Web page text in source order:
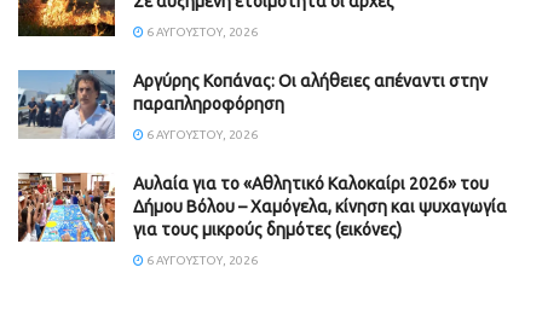
6 ΑΥΓΟΎΣΤΟΥ, 2026
Aργύρης Κοπάνας: Οι αλήθειες απέναντι στην
παραπληροφόρηση
6 ΑΥΓΟΎΣΤΟΥ, 2026
Αυλαία για το «Αθλητικό Καλοκαίρι 2026» του
Δήμου Βόλου – Χαμόγελα, κίνηση και ψυχαγωγία
για τους μικρούς δημότες (εικόνες)
6 ΑΥΓΟΎΣΤΟΥ, 2026